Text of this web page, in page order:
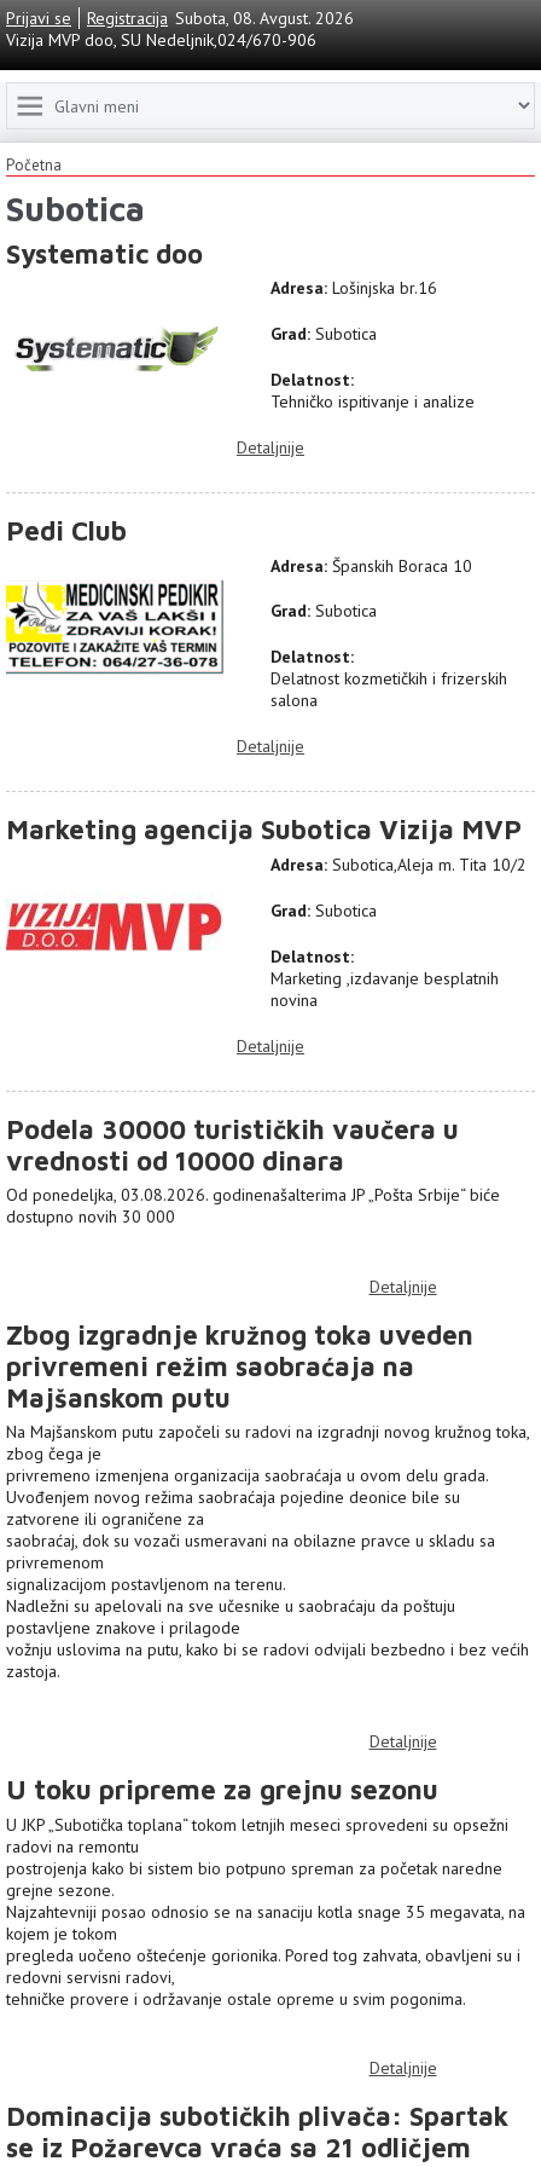
Prijavi se Registracija Subota, 08. Avgust. 2026
Vizija MVP doo, SU Nedeljnik,024/670-906
Početna
Subotica
Systematic doo
Adresa: Lošinjska br.16
Grad: Subotica
Delatnost:
Tehničko ispitivanje i analize
Detaljnije
Pedi Club
Adresa: Španskih Boraca 10
Grad: Subotica
Delatnost:
Delatnost kozmetičkih i frizerskih
salona
Detaljnije
Marketing agencija Subotica Vizija MVP
Adresa: Subotica,Aleja m. Tita 10/2
Grad: Subotica
Delatnost:
Marketing ,izdavanje besplatnih
novina
Detaljnije
Podela 30000 turističkih vaučera u
vrednosti od 10000 dinara
Od ponedeljka, 03.08.2026. godinenašalterima JP „Pošta Srbije“ biće
dostupno novih 30 000
Detaljnije
Zbog izgradnje kružnog toka uveden
privremeni režim saobraćaja na
Majšanskom putu
Na Majšanskom putu započeli su radovi na izgradnji novog kružnog toka,
zbog čega je
privremeno izmenjena organizacija saobraćaja u ovom delu grada.
Uvođenjem novog režima saobraćaja pojedine deonice bile su
zatvorene ili ograničene za
saobraćaj, dok su vozači usmeravani na obilazne pravce u skladu sa
privremenom
signalizacijom postavljenom na terenu.
Nadležni su apelovali na sve učesnike u saobraćaju da poštuju
postavljene znakove i prilagode
vožnju uslovima na putu, kako bi se radovi odvijali bezbedno i bez većih
zastoja.
Detaljnije
U toku pripreme za grejnu sezonu
U JKP „Subotička toplana“ tokom letnjih meseci sprovedeni su opsežni
radovi na remontu
postrojenja kako bi sistem bio potpuno spreman za početak naredne
grejne sezone.
Najzahtevniji posao odnosio se na sanaciju kotla snage 35 megavata, na
kojem je tokom
pregleda uočeno oštećenje gorionika. Pored tog zahvata, obavljeni su i
redovni servisni radovi,
tehničke provere i održavanje ostale opreme u svim pogonima.
Detaljnije
Dominacija subotičkih plivača: Spartak
se iz Požarevca vraća sa 21 odličjem